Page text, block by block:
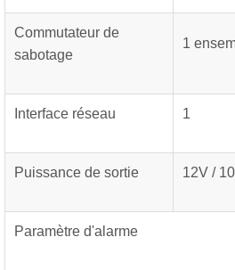
Commutateur de
sabotage
1
Interface réseau 1
Puissance de sortie 12V /
Paramètre d'alarme